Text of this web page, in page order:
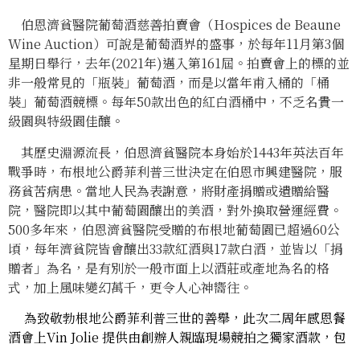
伯恩濟貧醫院葡萄酒慈善拍賣會（Hospices de Beaune
Wine Auction）可說是葡萄酒界的盛事，於每年11月第3個
星期日舉行，去年(2021年)邁入第161屆。拍賣會上的標的並
非一般常見的「瓶裝」葡萄酒，而是以當年甫入桶的「桶
裝」葡萄酒競標。每年50款出色的紅白酒桶中，不乏名貴一
級園與特級園佳釀。
其歷史淵源流長，伯恩濟貧醫院本身始於1443年英法百年
戰爭時，布根地公爵菲利普三世決定在伯恩市興建醫院，服
務貧苦病患。當地人民為表謝意，將財產捐贈或遺贈給醫
院，醫院即以其中葡萄園釀出的美酒，對外換取營運經費。
500多年來，伯恩濟貧醫院受贈的布根地葡萄園已超過60公
頃，每年濟貧院皆會釀出33款紅酒與17款白酒，並皆以「捐
贈者」為名，是有別於一般市面上以酒莊或產地為名的格
式，加上風味變幻萬千，更令人心神嚮往。
為致敬勃根地公爵菲利普三世的善舉，此次二周年感恩餐
酒會上Vin Jolie 提供由創辦人親臨現場競拍之獨家酒款，包